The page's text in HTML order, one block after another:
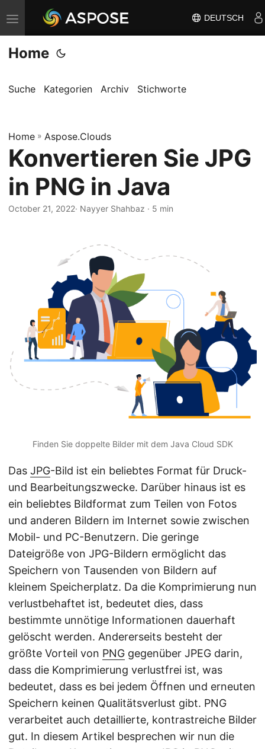
N
a
v
g
i
o
n
u
m
DEUTSCH
Home
Suche Kategorien Archiv Stichworte
Home » Aspose.Clouds
Konvertieren Sie JPG
in PNG in Java
October 21, 2022· Nayyer Shahbaz · 5 min
Finden Sie doppelte Bilder mit dem Java Cloud SDK
Das JPG-Bild ist ein beliebtes Format für Druck-
und Bearbeitungszwecke. Darüber hinaus ist es
ein beliebtes Bildformat zum Teilen von Fotos
und anderen Bildern im Internet sowie zwischen
Mobil- und PC-Benutzern. Die geringe
Dateigröße von JPG-Bildern ermöglicht das
Speichern von Tausenden von Bildern auf
kleinem Speicherplatz. Da die Komprimierung nun
verlustbehaftet ist, bedeutet dies, dass
bestimmte unnötige Informationen dauerhaft
gelöscht werden. Andererseits besteht der
größte Vorteil von PNG gegenüber JPEG darin,
dass die Komprimierung verlustfrei ist, was
bedeutet, dass es bei jedem Öffnen und erneuten
Speichern keinen Qualitätsverlust gibt. PNG
verarbeitet auch detaillierte, kontrastreiche Bilder
gut. In diesem Artikel besprechen wir nun die